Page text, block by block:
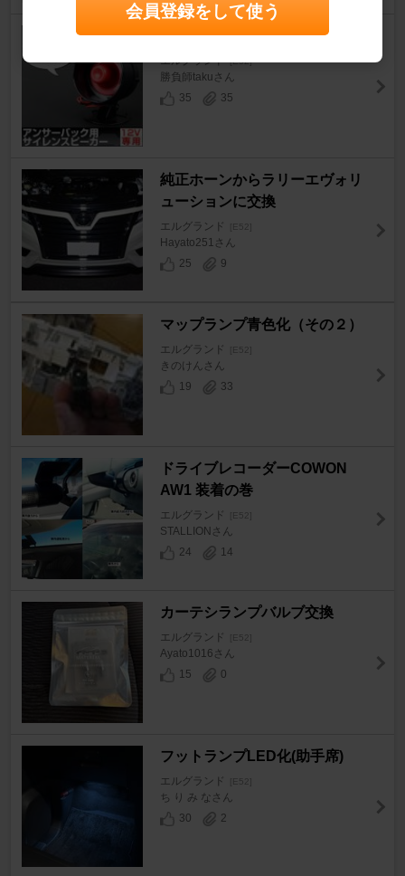
アンサーバックの取り付け
エルグランド [E52]
勝負師takuさん
35
35
純正ホーンからラリーエヴォリ
ューションに交換
エルグランド [E52]
Hayato251さん
25
9
マップランプ青色化（その２）
エルグランド [E52]
きのけんさん
19
33
ドライブレコーダーCOWON
AW1 装着の巻
エルグランド [E52]
STALLIONさん
24
14
カーテシランプバルブ交換
エルグランド [E52]
Ayato1016さん
15
0
フットランプLED化(助手席)
エルグランド [E52]
ち り み なさん
30
2
会員登録をして使う